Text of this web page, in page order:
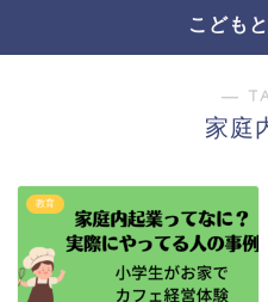
こども
―
家庭
教育